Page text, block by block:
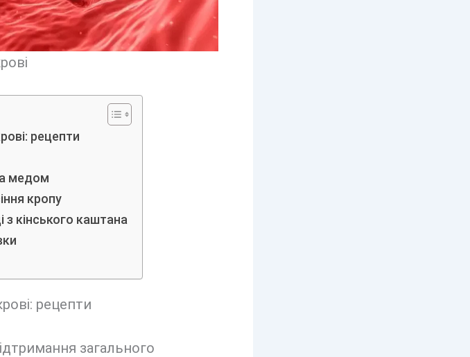
рецепти
медом
кропу
з кінського каштана
рецепти
загального